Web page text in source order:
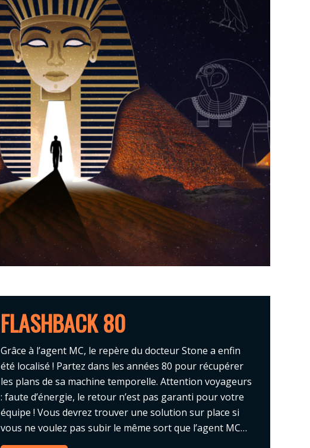
FLASHBACK 80
Grâce à l’agent MC, le repère du docteur Stone a enfin
été localisé ! Partez dans les années 80 pour récupérer
les plans de sa machine temporelle. Attention voyageurs
: faute d’énergie, le retour n’est pas garanti pour votre
équipe ! Vous devrez trouver une solution sur place si
vous ne voulez pas subir le même sort que l’agent MC…